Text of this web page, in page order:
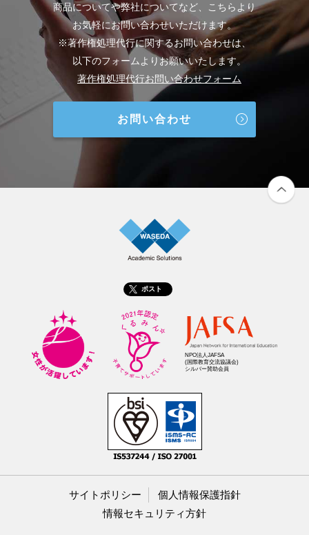
商品についてや弊社についてなど、こちらより
お気軽にお問い合わせいただけます。
※著作権処理代行に関するお問い合わせは、
以下のフォームよりお願いいたします。
著作権処理代行お問い合わせフォーム
お問い合わせ
ポスト
NPO法人JAFSA
(国際教育交流協議会)
シルバー賛助会員
サイトポリシー
個人情報保護指針
情報セキュリティ方針